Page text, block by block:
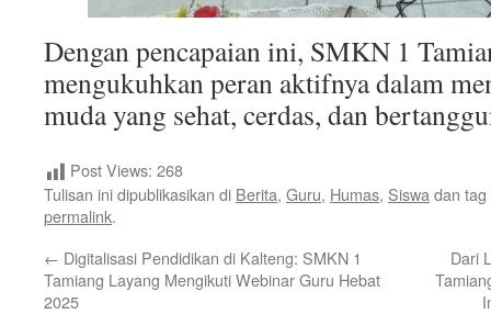
Dengan pencapaian ini, SMKN 1
mengukuhkan peran aktifnya dalam
muda yang sehat, cerdas, dan
Post Views: 268
Tulisan ini dipublikasikan di Berita, Guru, Humas, Siswa dan tag
permalink.
← Digitalisasi Pendidikan di Kalteng: SMKN 1
Tamiang Layang Mengikuti Webinar Guru Hebat
2025
Dari